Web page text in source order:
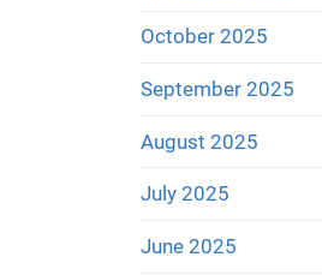
October 2025
September 2025
August 2025
July 2025
June 2025